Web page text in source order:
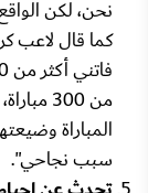
نحن، لكن
كما قال لاعب
المباراة
سبب نجاحي".